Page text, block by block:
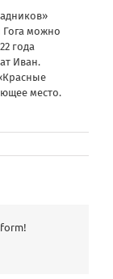
Гога можно
года
Иван.
место.